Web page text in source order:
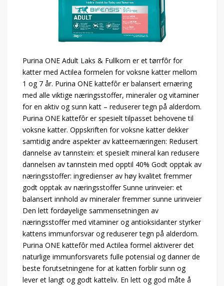
Purina ONE Adult Laks & Fullkorn er et tørrfôr for
katter med Actilea formelen for voksne katter mellom
1 og 7 år. Purina ONE kattefôr er balansert ernæring
med alle viktige næringsstoffer, mineraler og vitaminer
for en aktiv og sunn katt – reduserer tegn på alderdom.
Purina ONE kattefôr er spesielt tilpasset behovene til
voksne katter. Oppskriften for voksne katter dekker
samtidig andre aspekter av katteernæringen: Redusert
dannelse av tannstein: et spesielt mineral kan redusere
dannelsen av tannstein med opptil 40% Godt opptak av
næringsstoffer: ingredienser av høy kvalitet fremmer
godt opptak av næringsstoffer Sunne urinveier: et
balansert innhold av mineraler fremmer sunne urinveier
Den lett fordøyelige sammensetningen av
næringsstoffer med vitaminer og antioksidanter styrker
kattens immunforsvar og reduserer tegn på alderdom.
Purina ONE kattefôr med Actilea formel aktiverer det
naturlige immunforsvarets fulle potensial og danner de
beste forutsetningene for at katten forblir sunn og
lever et langt og godt katteliv. En lett og god måte å